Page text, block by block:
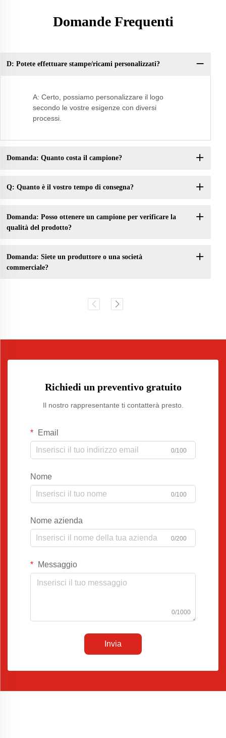
Domande Frequenti
D: Potete effettuare stampe/ricami personalizzati?
A: Certo, possiamo personalizzare il logo
secondo le vostre esigenze con diversi
processi.
Domanda: Quanto costa il campione?
Q: Quanto è il vostro tempo di consegna?
Domanda: Posso ottenere un campione per verificare la
qualità del prodotto?
Domanda: Siete un produttore o una società
commerciale?
Richiedi un preventivo gratuito
Il nostro rappresentante ti contatterà presto.
Email
0/100
Nome
0/100
Nome azienda
0/200
Messaggio
0/1000
Invia